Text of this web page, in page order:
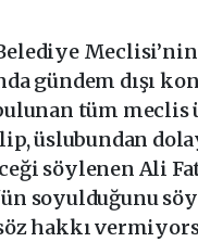
Meclisi’nin
gündem dışı
tüm meclis
üslubundan
söylenen Ali
soyulduğunu
hakkı